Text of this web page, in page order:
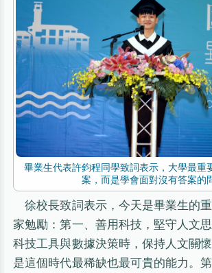
畢業生代表許鈞程同學致詞表示，大學最重
案，而是學會面對沒有答案的
徐校長致詞表示，今天是畢業生的
家勉勵：第一、善用科技，堅守人文
科技工具與數據決策時，保持人文關
是這個時代最稀缺也最可貴的能力。